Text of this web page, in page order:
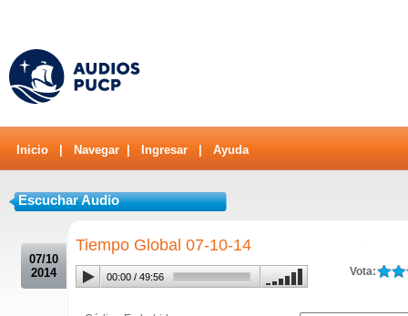
Inicio Navegar Ingresar Ayuda
Escuchar Audio
07/10
2014
Tiempo Global 07-10-14
Vota:
00:00 / 49:56